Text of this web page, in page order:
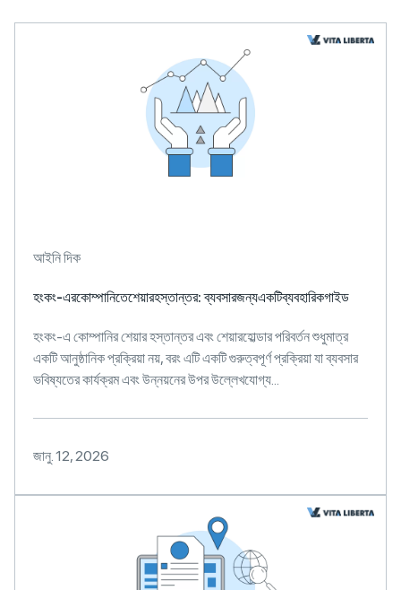
আইনি দিক
হংকং-এরকোম্পানিতেশেয়ারহস্তান্তর: ব্যবসারজন্যএকটিব্যবহারিকগাইড
হংকং-এ কোম্পানির শেয়ার হস্তান্তর এবং শেয়ারহোল্ডার পরিবর্তন শুধুমাত্র
একটি আনুষ্ঠানিক প্রক্রিয়া নয়, বরং এটি একটি গুরুত্বপূর্ণ প্রক্রিয়া যা ব্যবসার
ভবিষ্যতের কার্যক্রম এবং উন্নয়নের উপর উল্লেখযোগ্য...
জানু. 12, 2026